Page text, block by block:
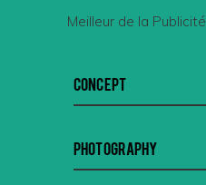
Meilleur de la Publicité
Concept
Photography